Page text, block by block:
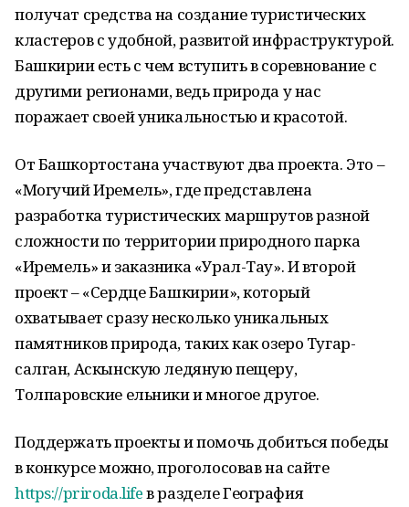
получат средства на создание туристических
кластеров с удобной, развитой инфраструктурой.
Башкирии есть с чем вступить в соревнование с
другими регионами, ведь природа у нас
поражает своей уникальностью и красотой.
От Башкортостана участвуют два проекта. Это –
«Могучий Иремель», где представлена
разработка туристических маршрутов разной
сложности по территории природного парка
«Иремель» и заказника «Урал-Тау». И второй
проект – «Сердце Башкирии», который
охватывает сразу несколько уникальных
памятников природа, таких как озеро Тугар-
салган, Аскынскую ледяную пещеру,
Толпаровские ельники и многое другое.
Поддержать проекты и помочь добиться победы
в конкурсе можно, проголосовав на сайте
https://priroda.lifeв разделе География